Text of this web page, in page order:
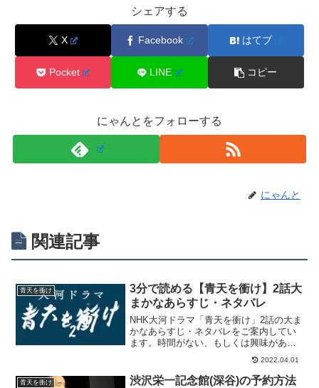
シェアする
X Facebook はてブ
Pocket LINE コピー
にゃんとをフォローする
にゃんと
関連記事
青天を衝け
3分で読める【青天を衝け】2話大
まかなあらすじ・ネタバレ
NHK大河ドラマ「青天を衝け」2話の大ま
かなあらすじ・ネタバレをご案内してい
ます。時間がない、もしくは興味があま
りないけれど職場などでのコミュニケー
ションツールとして内容をおさえておき
たい方への簡単なあらすじ紹介です。
2022.04.01
青天を衝け
渋沢栄一記念館(深谷)の予約方法